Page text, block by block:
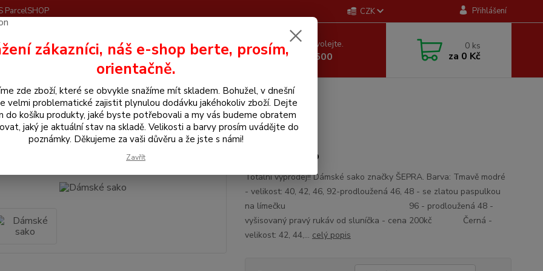
ParcelSHOP CZK Přihlášení
Hledat Nevíte si rady? Zavolejte.
+420 605 255 500
0 ks
za 0 Kč
pro jezdce Bundy, kabáty, vesty, saka Dámské sako
sako
Dámské sako
Totální výprodej!! Dámské sako značky ŠEPRA. Barva: Tmavě modré
- velikost: 40, 42, 46, 92-prodloužená 46, 48 - se zlatou paspulkou
na límečku 96 - prodloužená 48 -
vyšisovaný pravý rukáv od sluníčka - cena 200kč Černá -
velikost: 42, 44,... celý popis
zákazníci, náš e-shop berte, prosím,
orientačně.
zde zboží, které se obvykle snažíme mít skladem. Bohužel, v dnešní
velmi problematické zajistit plynulou dodávku jakéhokoliv zboží. Dejte
do košíku produkty, jaké byste potřebovali a my vás budeme obratem
jaký je aktuální stav na skladě. Velikosti a barvy prosím uvádějte do
poznámky. Děkujeme za vaši důvěru a že jste s námi!
Zavřít